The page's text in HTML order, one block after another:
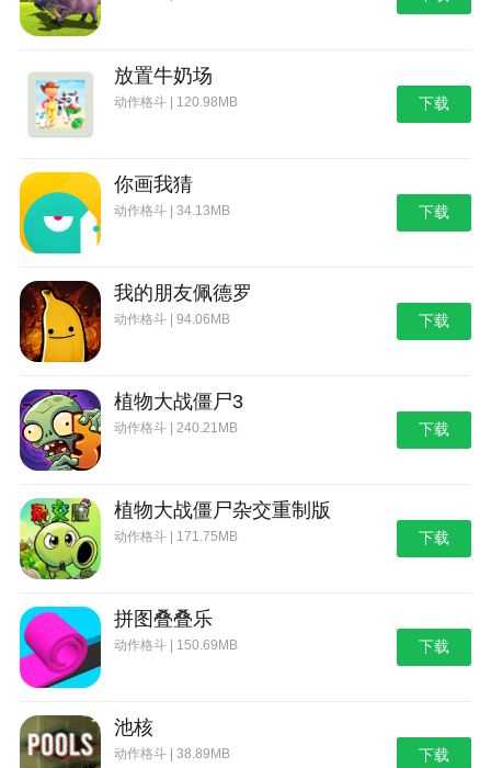
放置牛奶场
动作格斗 | 120.98MB 下载
你画我猜
动作格斗 | 34.13MB 下载
我的朋友佩德罗
动作格斗 | 94.06MB 下载
植物大战僵尸3
动作格斗 | 240.21MB 下载
植物大战僵尸杂交重制版
动作格斗 | 171.75MB 下载
拼图叠叠乐
动作格斗 | 150.69MB 下载
池核
动作格斗 | 38.89MB 下载